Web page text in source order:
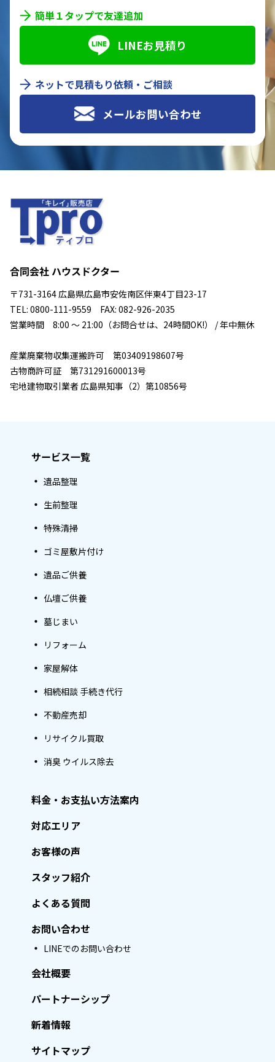
簡単１タップで友達追加
LINEお見積り
ネットで見積もり依頼・ご相談
メールお問い合わせ
合同会社 ハウスドクター
〒731-3164 広島県広島市安佐南区伴東4丁目23-17
TEL: 0800-111-9559 FAX: 082-926-2035
営業時間 8:00 ～ 21:00（お問合せは、24時間OK!） / 年中無休
産業廃棄物収集運搬許可 第03409198607号
古物商許可証 第731291600013号
宅地建物取引業者 広島県知事（2）第10856号
サービス一覧
遺品整理
生前整理
特殊清掃
ゴミ屋敷片付け
遺品ご供養
仏壇ご供養
墓じまい
リフォーム
家屋解体
相続相談 手続き代行
不動産売却
リサイクル買取
消臭 ウイルス除去
料金・お支払い方法案内
対応エリア
お客様の声
スタッフ紹介
よくある質問
お問い合わせ
LINEでのお問い合わせ
会社概要
パートナーシップ
新着情報
サイトマップ